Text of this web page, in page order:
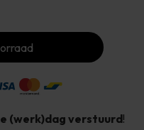
(werk)dag verstuurd!